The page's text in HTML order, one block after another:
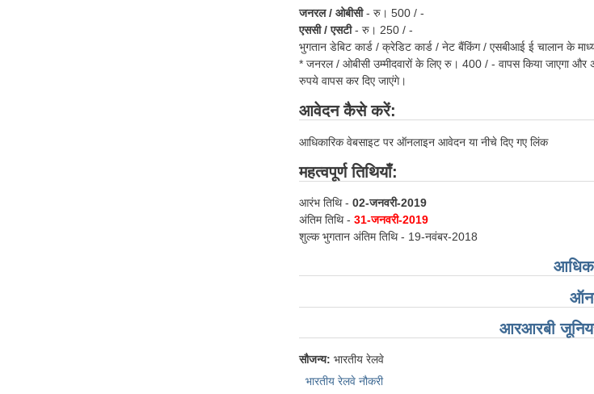
जनरल / ओबीसी- रु। 500 / -
एससी / एसटी- रु। 250 / -
भुगतान डेबिट कार्ड / क्रेडिट कार्ड / नेट बैंकिंग / एसबीआई ई चालान के
* जनरल / ओबीसी उम्मीदवारों के लिए रु। 400 / - वापस किया जाएगा
रुपये वापस कर दिए जाएंगे।
आवेदन कैसे करें:
आधिकारिक वेबसाइट पर ऑनलाइन आवेदन या नीचे दिए गए लिंक
महत्वपूर्ण तिथियाँ:
आरंभ तिथि - 02-जनवरी-2019
अंतिम तिथि - 31-जनवरी-2019
शुल्क भुगतान अंतिम तिथि - 19-नवंबर-2018
आरआरबी
सौजन्य: भारतीय रेलवे
भारतीय रेलवे नौकरी